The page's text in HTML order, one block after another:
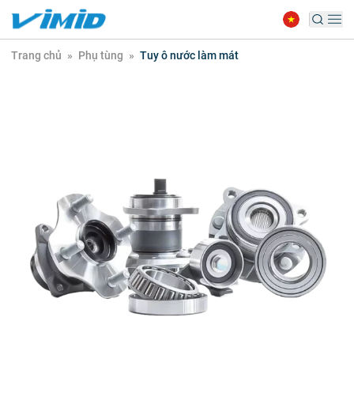
Trang chủ » Phụ tùng » Tuy ô nước làm mát